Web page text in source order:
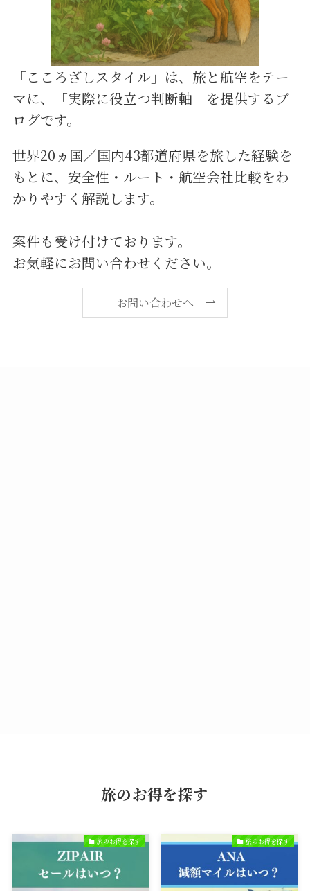
「こころざしスタイル」は、旅と航空をテー
マに、「実際に役立つ判断軸」を提供するブ
ログです。
世界20ヵ国／国内43都道府県を旅した経験を
もとに、安全性・ルート・航空会社比較をわ
かりやすく解説します。
案件も受け付けております。
お気軽にお問い合わせください。
お問い合わせへ
旅のお得を探す
旅のお得を探す 旅のお得を探す